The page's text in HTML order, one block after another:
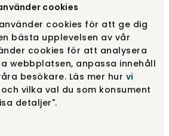
cookies
cookies för att ge dig
bästa upplevelsen av vår
cookies för att analysera
webbplatsen, anpassa innehåll
besökare. Läs mer hur vi
och vilka val du som konsument
detaljer".
Lägg i varukorg
kr Prisgaranti